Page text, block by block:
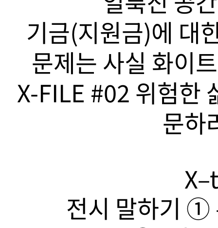
기금(지원금)에 대
문제는 사실 화이
X-FILE #02 위험한
문하
전시 말하기 ➀